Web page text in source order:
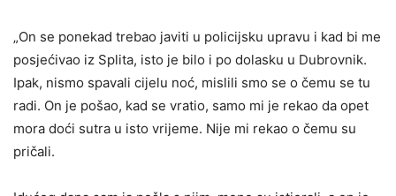
„On se ponekad trebao javiti u policijsku upravu i kad bi me
posjećivao iz Splita, isto je bilo i po dolasku u Dubrovnik.
Ipak, nismo spavali cijelu noć, mislili smo se o čemu se tu
radi. On je pošao, kad se vratio, samo mi je rekao da opet
mora doći sutra u isto vrijeme. Nije mi rekao o čemu su
pričali.